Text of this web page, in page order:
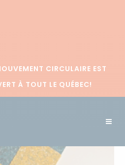
CIRCULAIRE EST
À TOUT LE QUÉBEC!